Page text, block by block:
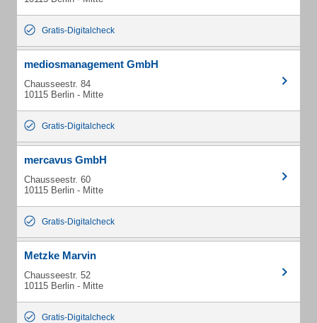
Gratis-Digitalcheck
mediosmanagement GmbH
Chausseestr. 84
10115 Berlin - Mitte
Gratis-Digitalcheck
mercavus GmbH
Chausseestr. 60
10115 Berlin - Mitte
Gratis-Digitalcheck
Metzke Marvin
Chausseestr. 52
10115 Berlin - Mitte
Gratis-Digitalcheck